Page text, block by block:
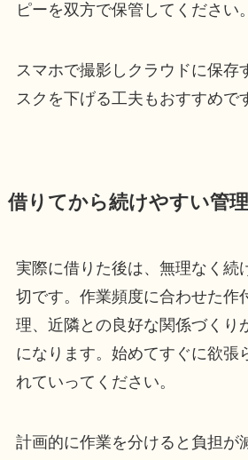
ピーを双方で保管してください。
スマホで撮影しクラウドに保存
スクを下げる工夫もおすすめで
借りてから続けやすい管
実際に借りた後は、無理なく続
切です。作業頻度に合わせた作
理、近隣との良好な関係づくり
になります。始めてすぐに欲張
れていってください。
計画的に作業を分けると負担が